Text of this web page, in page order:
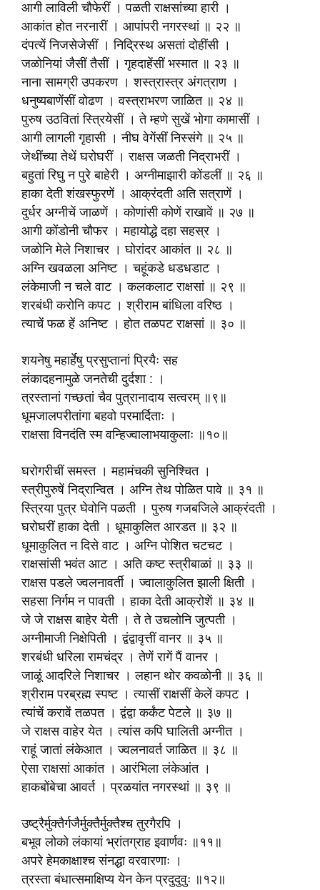
आगी लाविली चौफेरीं । पळती राक्षसांच्या हारी ।
आकांत होत नरनारीं । आपांपरी नगरस्थां ॥ २२ ॥
दंपत्यें निजसेजेसीं । निद्रिस्थ असतां दोहींसी ।
जळोनियां जैसीं तैसीं । गृहदाहेंसीं भस्मात ॥ २३ ॥
नाना सामग्री उपकरण । शस्त्रास्त्र अंगत्राण ।
धनुष्यबाणेंसीं वोढण । वस्त्राभरण जाळित ॥ २४ ॥
पुरुष उठवितां स्त्रियेसीं । ते म्हणे सुखें भोगा कामासीं ।
आगी लागली गृहासी । नीघ वेगेंसीं निस्संगे ॥ २५ ॥
जेथींच्या तेथें घरोघरीं । राक्षस जळती निद्राभरीं ।
बहुतां रिघु न पुरे बाहेरी । अग्नीमाझारी कोंडलीं ॥ २६ ॥
हाका देती शंखस्फुरणें । आक्रंदती अति सत्राणें ।
दुर्धर अग्नीचें जाळणें । कोणांसी कोणें राखावें ॥ २७ ॥
आगी कोंडोनी चौफर । महायोद्धे दहा सहस्र ।
जळोनि मेले निशाचर । घोरांदर आकांत ॥ २८ ॥
अग्नि खवळला अनिष्ट । चहूंकडे धडधडाट ।
लंकेमाजी न चले वाट । कलकलाट राक्षसां ॥ २९ ॥
शरबंधी करोनि कपट । श्रीराम बांधिला वरिष्ठ ।
त्याचें फळ हें अनिष्ट । होत तळपट राक्षसां ॥ ३० ॥
शयनेषु महार्हेषु प्रसुप्तानां प्रियैः सह
लंकादहनामुळे जनतेची दुर्दशा : ।
त्रस्तानां गच्छतां चैव पुत्रानादाय सत्वरम् ॥९॥
धूमजालपरीतांगा बहवो परमार्दिताः ।
राक्षसा विनदंति स्म वन्हिज्वालाभयाकुलाः ॥१०॥
घरोगरीचीं समस्त । महामंचकी सुनिश्चित ।
स्त्रीपुरुषें निद्रान्वित । अग्नि तेथ पोळित पावे ॥ ३१ ॥
स्त्रिया पुत्र घेवोनि पळती । पुरुष गजबजिले आक्रंदती ।
घरोघरीं हाका देती । धूमाकुलित आरडत ॥ ३२ ॥
धूमाकुलित न दिसे वाट । अग्नि पोशित चटचट ।
राक्षसांसी भवंत आट । अति कष्ट स्त्रीबाळां ॥ ३३ ॥
राक्षस पडले ज्वलनावर्ती । ज्वालाकुलित झाली क्षिती ।
सहसा निर्गम न पावती । हाका देती आक्रोशें ॥ ३४ ॥
जे जे राक्षस बाहेर येती । ते ते उचलोनि जुत्पती ।
अग्नीमाजी निक्षेपिती । द्वंद्वावृत्तीं वानर ॥ ३५ ॥
शरबंधी धरिला रामचंद्र । तेणें रागें पैं वानर ।
जाळूं आदरिले निशाचर । लहान थोर कवळोनी ॥ ३६ ॥
श्रीराम परब्रह्म स्पष्ट । त्यासीं राक्षसीं केलें कपट ।
त्यांचें करावें तळपत । द्वंद्वा कर्कंट पेटले ॥ ३७ ॥
जे राक्षस वाहेर येत । त्यांस कपि घालिती अग्नीत ।
राहूं जातां लंकेआत । ज्वलनावर्त जाळित ॥ ३८ ॥
ऐसा राक्षसां आकांत । आरंभिला लंकेआंत ।
हाकबोंबेचा आवर्त । प्रळयांत नगरस्थां ॥ ३९ ॥
उष्ट्रैर्मुक्तैर्गजैर्मुक्तैर्मुक्तैश्च तुरगैरपि ।
बभूव लोको लंकायां भ्रांतग्राह इवार्णवः ॥११॥
अपरे हेमकाक्षाश्च संनद्धा वरवारणाः ।
त्रस्ता बंधात्समाक्षिप्य येन केन प्रदुदुवुः ॥१२॥